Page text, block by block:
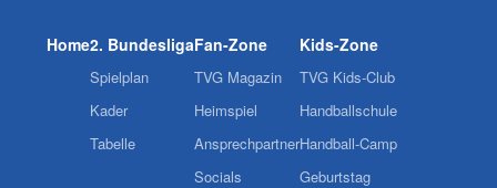
Home2. Bundesliga
Spielplan
Kader
Tabelle
Fan-Zone
TVG Magazin
Heimspiel
Ansprechpartner
Socials
Kids-Zone
TVG Kids-Club
Handballschule
Handball-Camp
Geburtstag